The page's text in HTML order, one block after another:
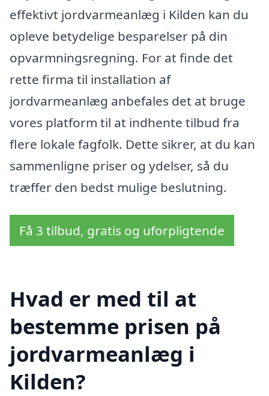
effektivt jordvarmeanlæg i Kilden kan du
opleve betydelige besparelser på din
opvarmningsregning. For at finde det
rette firma til installation af
jordvarmeanlæg anbefales det at bruge
vores platform til at indhente tilbud fra
flere lokale fagfolk. Dette sikrer, at du kan
sammenligne priser og ydelser, så du
træffer den bedst mulige beslutning.
Få 3 tilbud, gratis og uforpligtende
Hvad er med til at
bestemme prisen på
jordvarmeanlæg i
Kilden?